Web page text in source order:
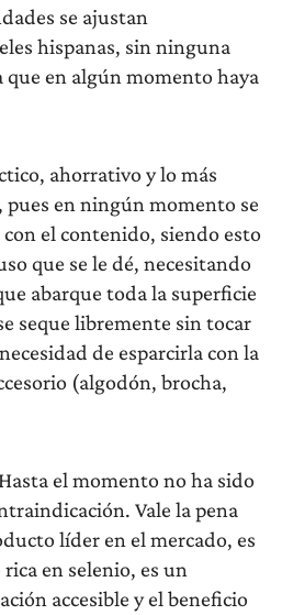
se ajustan
hispanas, sin ninguna
en algún momento haya
ahorrativo y lo más
en ningún momento se
el contenido, siendo esto
que se le dé, necesitando
abarque toda la superficie
seque libremente sin tocar
de esparcirla con la
(algodón, brocha,
Hasta el momento no ha sido
Vale la pena
líder en el mercado, es
en selenio, es un
accesible y el beneficio